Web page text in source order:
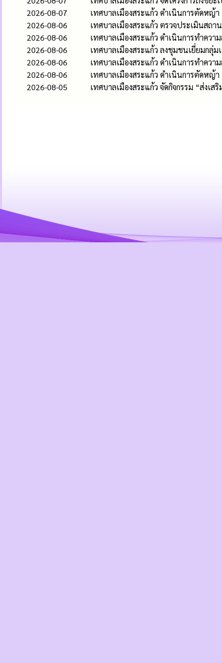
2026-08-07
เทศบาลเมืองสระแก้ว ดำเนินการตัดหญ้า
2026-08-06
เทศบาลเมืองสระแก้ว ตรวจประเมินสถ
2026-08-06
เทศบาลเมืองสระแก้ว ดำเนินการทำควา
2026-08-06
เทศบาลเมืองสระแก้ว ลงชุมชนเยี่ยมกลุ่ม
2026-08-06
เทศบาลเมืองสระแก้ว ดำเนินการทำควา
2026-08-06
เทศบาลเมืองสระแก้ว ดำเนินการตัดหญ้า
2026-08-05
เทศบาลเมืองสระแก้ว จัดกิจกรรม “ส่งเ